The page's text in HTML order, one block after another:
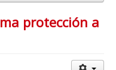
protección a